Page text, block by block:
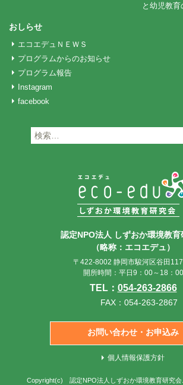
と幼児教育
おしらせ
エコエデュＮＥＷＳ
プログラムからのお知らせ
プログラム報告
Instagram
facebook
検
索:
認定NPO法人 しずおか環境教育
（略称：エコエデュ）
〒422-8002 静岡市駿河区谷田
開所時間：平日9：00～18：00
TEL： 054-263-2866
FAX：054-263-2867
お問い合わせ・お申込み
個人情報保護方針
Copyright(c) 認定NPO法人しずおか環境教育研究会